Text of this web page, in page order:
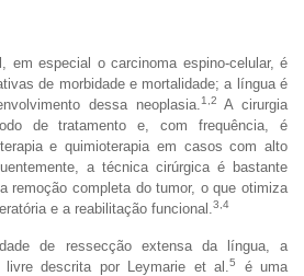
em especial o carcinoma espino-celular, é
de morbidade e mortalidade; a língua é
dessa neoplasia. 1,2
A cirurgia
de tratamento e, com frequência, é
e quimioterapia em casos com alto
a técnica cirúrgica é bastante
remoção completa do tumor, o que otimiza
e a reabilitação funcional.
3,4
de ressecção extensa da língua, a
descrita por Leymarie et al.
5
é uma